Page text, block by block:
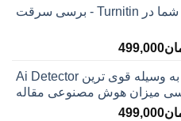
تومان145,000
تومان399,000
شارژ اکانت شخصی شما در Turnitin - برسی سرقت
499,000محدوده
تومان199,000
تا
تومان499,000
بررسی مقالات شما به وسیله قوی ترین Ai Detector
499,000محدوده